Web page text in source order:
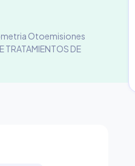
Otoemisiones
DE